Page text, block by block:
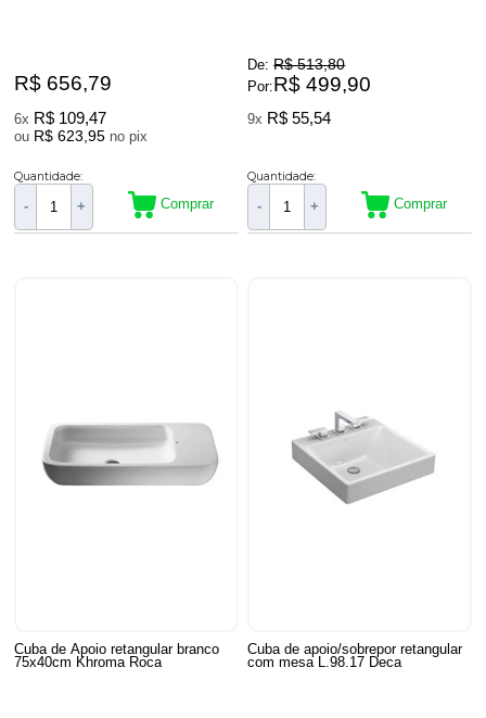
R$ 656,79
6x R$ 109,47
ou R$ 623,95 no pix
Quantidade:
- + Comprar
De: R$ 513,80
Por:R$ 499,90
9x R$ 55,54
Quantidade:
- + Comprar
Cuba de Apoio retangular branco
75x40cm Khroma Roca
Cuba de apoio/sobrepor retangular
com mesa L.98.17 Deca